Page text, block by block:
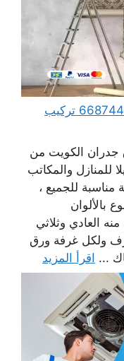
فني تركيب ورق جدران الكويت 66874433 تركيب
جدران الكويت من
للمنازل والمكاتب
مناسبة للجميع ،
بالألوان
العادي وثلاثي
ولكل غرفة ورق
... اقرأ المزيد